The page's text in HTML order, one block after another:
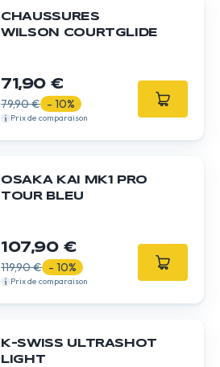
CHAUSSURES
WILSON COURTGLIDE
71,90 €
79,90 € - 10%
Prix de comparaison
OSAKA KAI MK1 PRO
TOUR BLEU
107,90 €
119,90 € - 10%
Prix de comparaison
K-SWISS ULTRASHOT
LIGHT